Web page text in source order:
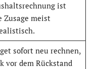
ist
Zusage meist
sofort neu rechnen,
vor dem Rückstand